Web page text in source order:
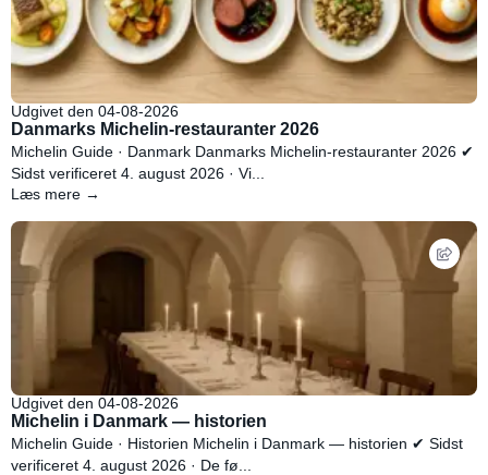
Udgivet den 04-08-2026
Danmarks Michelin-restauranter 2026
Michelin Guide · Danmark Danmarks Michelin-restauranter 2026 ✔
Sidst verificeret 4. august 2026 · Vi...
Læs mere →
Udgivet den 04-08-2026
Michelin i Danmark — historien
Michelin Guide · Historien Michelin i Danmark — historien ✔ Sidst
verificeret 4. august 2026 · De fø...